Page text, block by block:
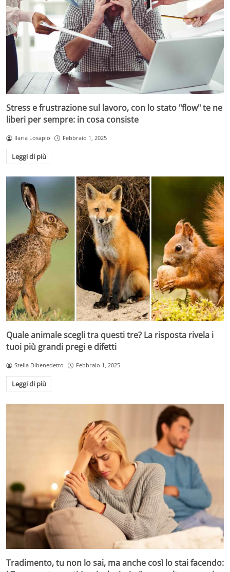
Stress e frustrazione sul lavoro, con lo stato "flow" te ne
liberi per sempre: in cosa consiste
Ilaria Losapio Febbraio 1, 2025
Leggi di più
Quale animale scegli tra questi tre? La risposta rivela i
tuoi più grandi pregi e difetti
Stella Dibenedetto Febbraio 1, 2025
Leggi di più
Tradimento, tu non lo sai, ma anche così lo stai facendo: